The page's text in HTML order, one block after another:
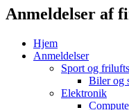
Anmeldelser af
Hjem
Anmeldelser
Sport og
Biler og
Elektronik